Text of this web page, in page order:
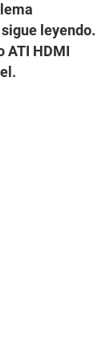
leyendo.
ATI HDMI